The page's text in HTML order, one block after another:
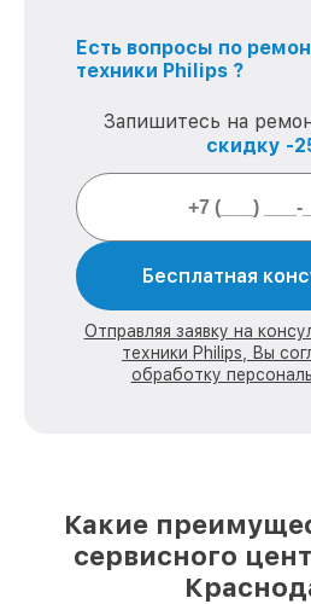
Есть вопросы по
техники Philips ?
Запишитесь на
скидку -
Бесплатная
Отправляя заявку на
техники Philips, Вы
обработку
Какие
сервисного